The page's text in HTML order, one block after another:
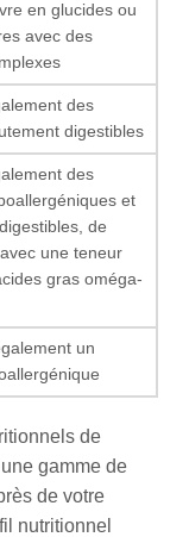
en glucides ou
avec des
des
digestibles
des
et
de
une teneur
gras oméga-
un
de
gamme de
de votre
nutritionnel